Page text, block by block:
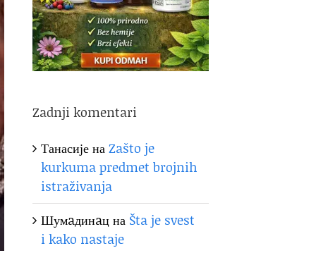
Zadnji komentari
ТанасијенаZašto je
kurkuma predmet brojnih
istraživanja
Шумaдинaцна Šta je svest
i kako nastaje